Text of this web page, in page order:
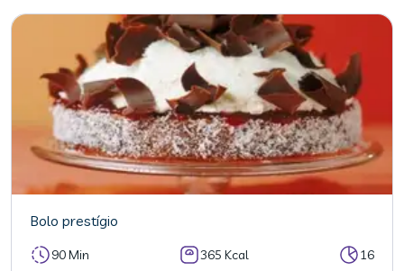
Bolo prestígio
90 Min 365 Kcal 16